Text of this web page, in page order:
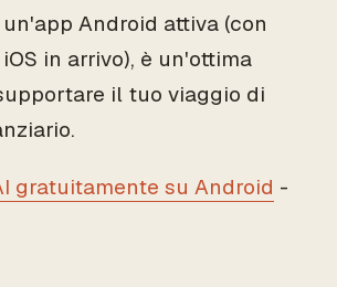
Android attiva (con
in arrivo), è un'ottima
il tuo viaggio di
gratuitamente su Android -